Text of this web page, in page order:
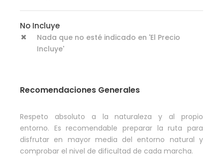
No Incluye
Nada que no esté indicado en 'El Precio
Incluye'
Recomendaciones Generales
Respeto absoluto a la naturaleza y al propio
entorno. Es recomendable preparar la ruta para
disfrutar en mayor media del entorno natural y
comprobar el nivel de dificultad de cada marcha.